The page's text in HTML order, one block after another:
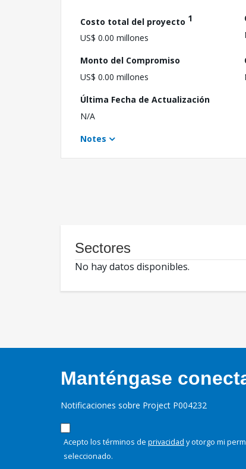
Costo total del proyecto 1
US$ 0.00 millones
Monto del Compromiso
US$ 0.00 millones
Última Fecha de Actualización
N/A
Notes
Sectores
No hay datos disponibles.
Manténgase
Notificaciones sobre Project P004232
Acepto los términos de privacidad y otorgo mi
seleccionado.